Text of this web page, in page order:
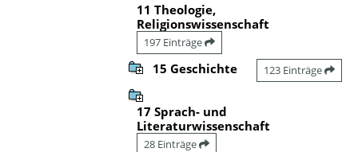
11 Theologie,
Religionswissenschaft
197 Einträge
15 Geschichte 123 Einträge
17 Sprach- und
Literaturwissenschaft
28 Einträge